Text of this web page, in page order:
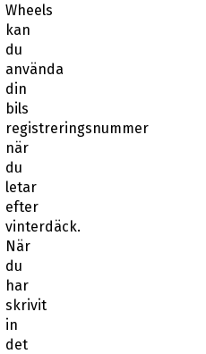
Wheels
kan
du
använda
din
bils
registreringsnummer
när
du
letar
efter
vinterdäck.
När
du
har
skrivit
in
det